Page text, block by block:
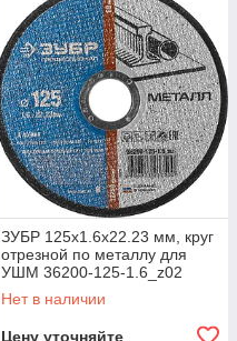
ЗУБР 125х1.6х22.23 мм, круг
отрезной по металлу для
УШМ 36200-125-1.6_z02
Профессионал
Нет в наличии
Цену уточняйте